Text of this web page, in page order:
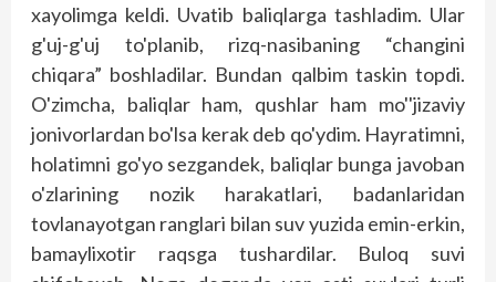
xayolimga keldi. Uvatib baliqlarga tashladim. Ular
g'uj-g'uj to'planib, rizq-nasibaning “changini
chiqara” boshladilar. Bundan qalbim taskin topdi.
O'zimcha, baliqlar ham, qushlar ham mo''jizaviy
jonivorlardan bo'lsa kerak deb qo'ydim. Hayratimni,
holatimni go'yo sezgandek, baliqlar bunga javoban
o'zlarining nozik harakatlari, badanlaridan
tovlanayotgan ranglari bilan suv yuzida emin-erkin,
bamaylixotir raqsga tushardilar. Buloq suvi